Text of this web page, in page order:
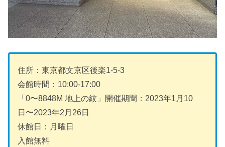
住所：東京都文京区後楽1-5-3
会館時間：10:00-17:00
「0〜8848M 地上の紋」開催期間：2023年1月10
日〜2023年2月26日
休館日：月曜日
入館無料